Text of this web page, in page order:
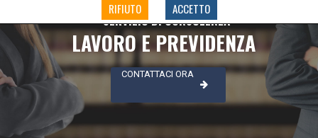
SERVIZIO DI CONSULENZA
LAVORO E PREVIDENZA
CONTATTACI ORA
RIFIUTO ACCETTO